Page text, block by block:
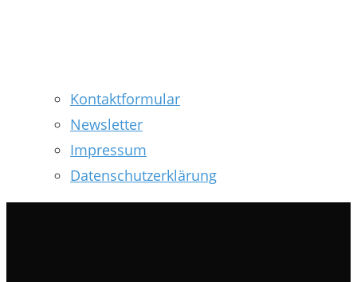
Kontaktformular
Newsletter
Impressum
Datenschutzerklärung